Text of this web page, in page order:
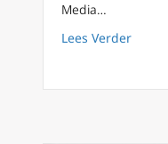
Media…
Lees Verderabout